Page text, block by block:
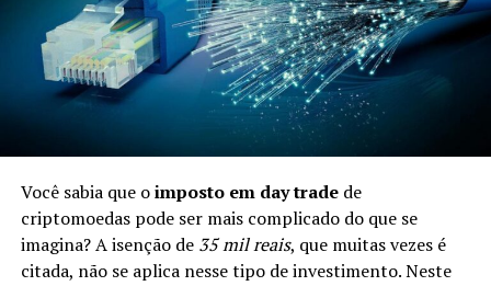
Impostos sobre Criptomoedas no
Brasil
No Brasil, a Receita Federal considera as criptomoedas
comopatrimônio. Isso significa que, ao trocá-las, você
pode estar sujeito à tributação. As leis fiscais brasileiras
determinam que quaisquer ganhos gerados na venda ou
troca de ativos digitais devem ser reportados e podem
ser tributados.
Você sabia que oimposto em day tradede
criptomoedas pode ser mais complicado do que se
imagina? A isenção de 35 mil reais, que muitas vezes é
citada, não se aplica nesse tipo de investimento. Neste